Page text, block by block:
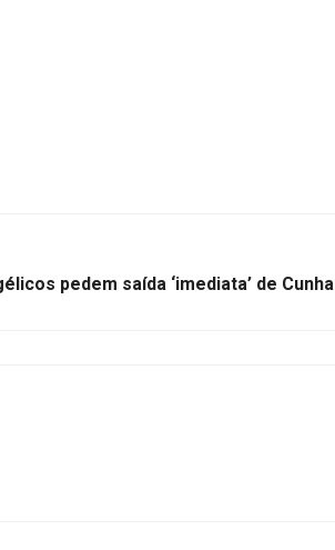
pedem saída ‘imediata’ de Cunha